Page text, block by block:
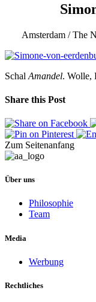
Amsterdam / The
Schal Amandel. Wolle,
Share this Post
Zum Seitenanfang
Über uns
Philosophie
Team
Media
Werbung
Rechtliches